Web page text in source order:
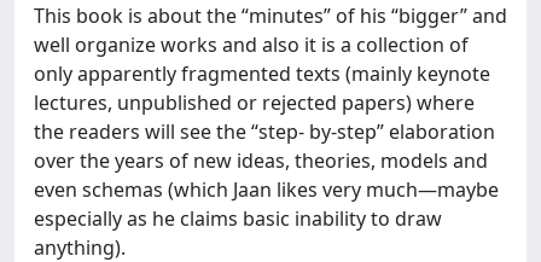
This book is about the “minutes” of his “bigger” and
well organize works and also it is a collection of
only apparently fragmented texts (mainly keynote
lectures, unpublished or rejected papers) where
the readers will see the “step- by-step” elaboration
over the years of new ideas, theories, models and
even schemas (which Jaan likes very much—maybe
especially as he claims basic inability to draw
anything).